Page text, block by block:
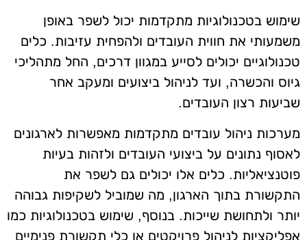
שימוש בטכנולוגיות מתקדמות יכול לשפר באופן
משמעותי את חווית העובדים ולהפחית עזיבות. כלים
טכנולוגיים יכולים לסייע במגוון דרכים, החל מתהליכי
גיוס והכשרה, ועד לניהול ביצועים ומעקב אחר
שביעות רצון העובדים.
מערכות ניהול עובדים מתקדמות מאפשרות לארגונים
לאסוף נתונים על ביצועי העובדים ולזהות בעיות
פוטנציאליות. כלים אלו יכולים גם לשפר את
התקשורת בתוך הארגון, מה שמוביל לשקיפות גבוהה
יותר ולתחושת שייכות. בנוסף, שימוש בטכנולוגיות כמו
אפליקציות לניהול פרויקטים או כלי תקשורת פנימיים